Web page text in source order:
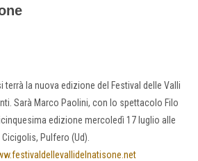
terrà la nuova edizione del Festival delle Valli
Sarà Marco Paolini, con lo spettacolo Filo
edizione mercoledì 17 luglio alle
Pulfero (Ud).